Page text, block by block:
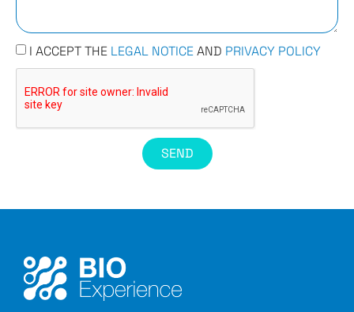
I ACCEPT THE LEGAL NOTICEAND PRIVACY POLICY
SEND